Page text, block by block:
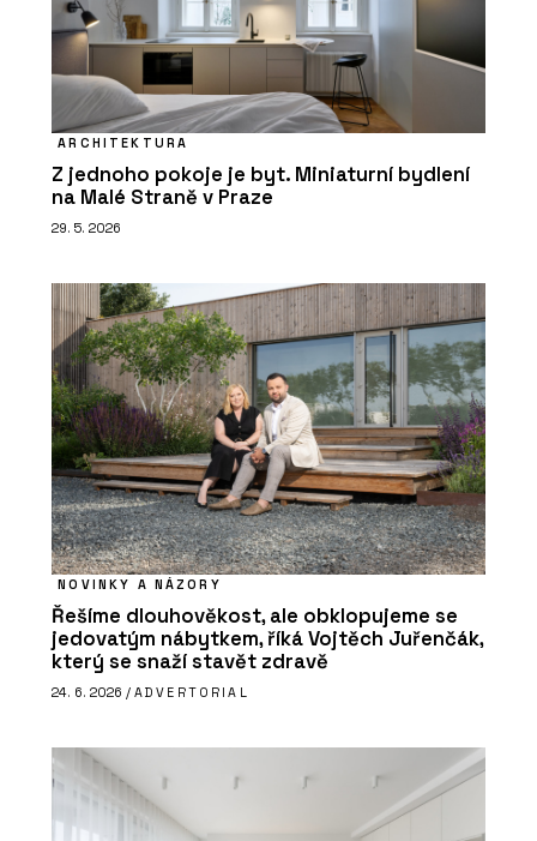
ARCHITEKTURA
Z jednoho pokoje je byt. Miniaturní bydlení
na Malé Straně v Praze
29. 5. 2026
NOVINKY A NÁZORY
Řešíme dlouhověkost, ale obklopujeme se
jedovatým nábytkem, říká Vojtěch Juřenčák,
který se snaží stavět zdravě
24. 6. 2026 / ADVERTORIAL